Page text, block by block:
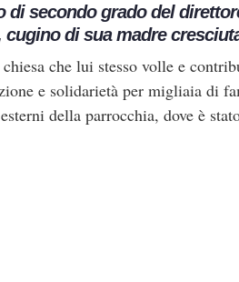
di secondo grado del
di sua madre
che lui stesso volle e
e solidarietà per migliaia di
della parrocchia, dove è